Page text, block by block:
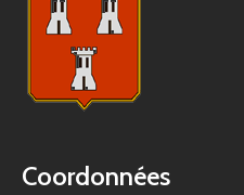
Coordonnées